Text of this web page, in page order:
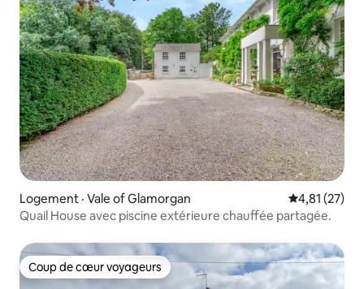
Logement · Vale of Glamorgan Note
4,81 (27)
Quail House avec piscine extérieure chauffée partagée.
Coup de cœur voyageurs
Coup de cœur voyageurs